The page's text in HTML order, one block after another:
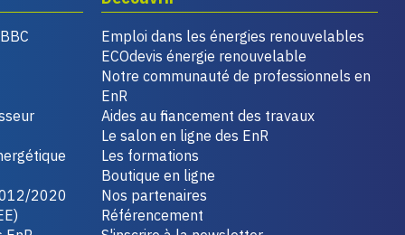
2020
Emploi dans les énergies renouvelables
ECOdevis énergie renouvelable
Notre communauté de professionnels en
EnR
Aides au financement des travaux
Le salon en ligne des EnR
Les formations
Boutique en ligne
Nos partenaires
Référencement